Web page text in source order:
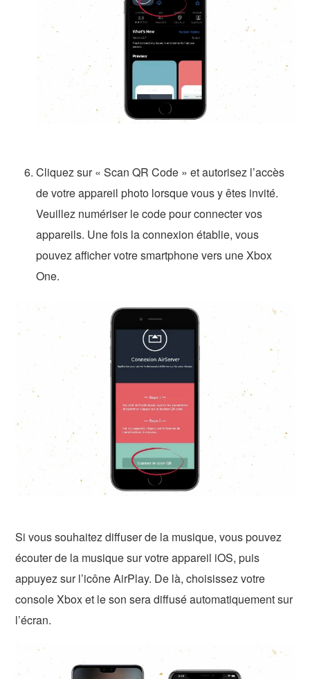
Cliquez sur « Scan QR Code » et autorisez l’accès
de votre appareil photo lorsque vous y êtes invité.
Veuillez numériser le code pour connecter vos
appareils. Une fois la connexion établie, vous
pouvez afficher votre smartphone vers une Xbox
One.
Si vous souhaitez diffuser de la musique, vous pouvez
écouter de la musique sur votre appareil iOS, puis
appuyez sur l’icône AirPlay. De là, choisissez votre
console Xbox et le son sera diffusé automatiquement sur
l’écran.